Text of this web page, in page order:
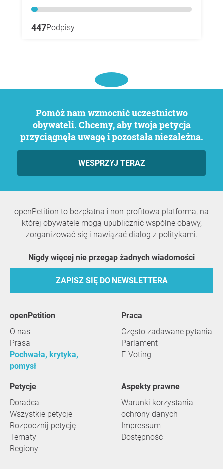
447Podpisy
Pomóż nam wzmocnić uczestnictwo
obywateli. Chcemy, aby twoja petycja
przyciągnęła uwagę i pozostała niezależna.
WESPRZYJ TERAZ
openPetition to bezpłatna i non-profitowa platforma, na
której obywatele mogą upublicznić wspólne obawy,
zorganizować się i nawiązać dialog z politykami.
Nigdy więcej nie przegap żadnych wiadomości
ZAPISZ SIĘ DO NEWSLETTERA
openPetition
O nas
Prasa
Pochwała, krytyka,
pomysł
praca
Często zadawane pytania
Parlament
E-Voting
Petycje
Doradca
Wszystkie petycje
Rozpocznij petycję
Tematy
Regiony
Aspekty prawne
Warunki korzystania
ochrony danych
Impressum
Dostępność